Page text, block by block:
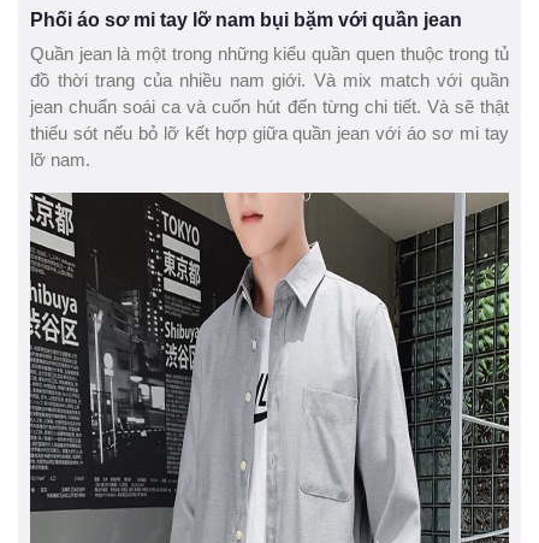
Phối áo sơ mi tay lỡ nam bụi bặm với quần jean
Quần jean là một trong những kiểu quần quen thuộc trong tủ
đồ thời trang của nhiều nam giới. Và mix match với quần
jean chuẩn soái ca và cuốn hút đến từng chi tiết. Và sẽ thật
thiếu sót nếu bỏ lỡ kết hợp giữa quần jean với áo sơ mi tay
lỡ nam.